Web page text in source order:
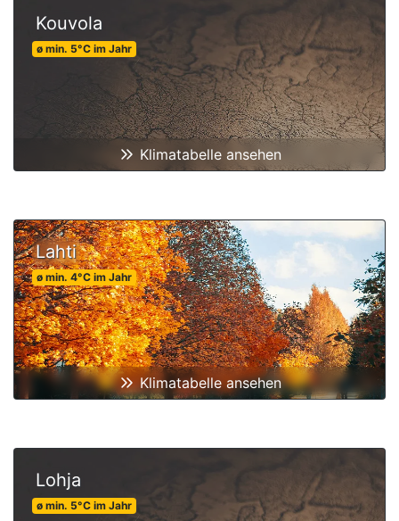
Kouvola
ø min. 5°C im Jahr
Klimatabelle ansehen
Lahti
ø min. 4°C im Jahr
Klimatabelle ansehen
Lohja
ø min. 5°C im Jahr